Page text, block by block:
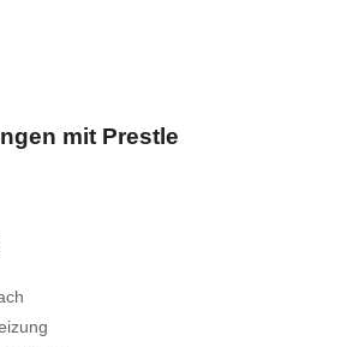
mit Prestle